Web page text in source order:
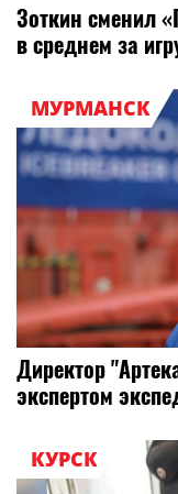
Зоткин сменил
в среднем за
МУРМАНСК
Директор
экспертом
КУРСК